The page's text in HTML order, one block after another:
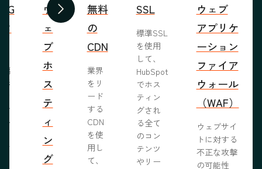
前へ 次へ
編
形
ル
ウ
ェ
ブ
ホ
ス
テ
ィ
ン
グ
無料
の
CDN
業界
をリ
ード
する
CDN
を使
用し
て、
SSL
標準SSL
を使用
して、
HubSpot
でホス
ティン
グされ
る全て
のコン
テンツ
やリー
ウェブ
アプリケ
ーション
ファイア
ウォール
（WAF）
ウェブサイ
トに対する
不正な攻撃
の可能性